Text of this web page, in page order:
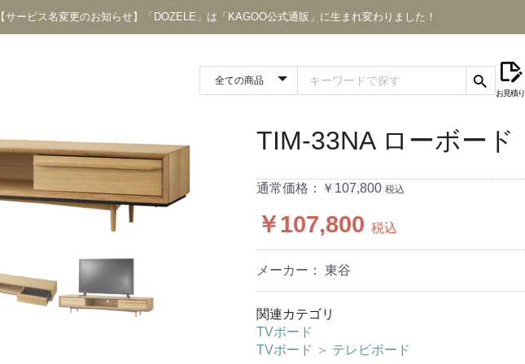
【サービス名変更のお知らせ】「DOZELE」は「KAGOO公式通販」に生まれ変わりました！
お見積り
TIM-33NA ローボード
通常価格：￥107,800 税込
￥107,800 税込
メーカー： 東谷
関連カテゴリ
TVボード
TVボード ＞ テレビボード